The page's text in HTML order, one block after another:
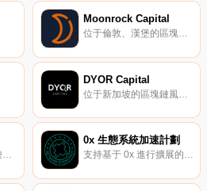
Moonrock Capital
位于倫敦、漢堡的區塊鏈咨詢與投資機構。
DYOR Capital
中國領先的服務區塊鏈的金融機構。
0x 生態系統加速計劃
支持基于 0x 進行擴展的項目。